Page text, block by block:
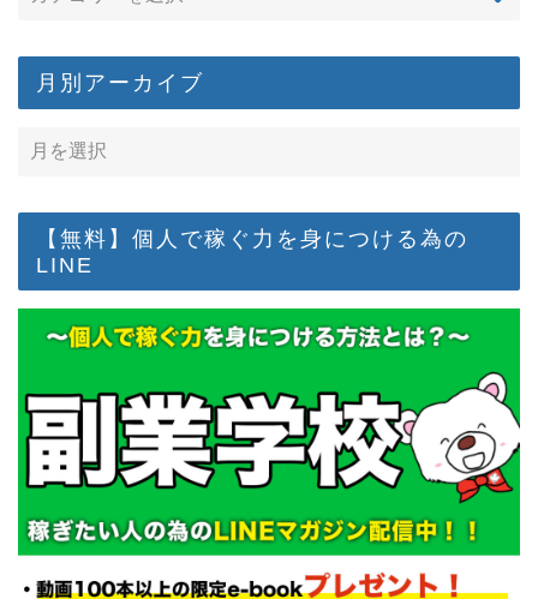
月別アーカイブ
【無料】個人で稼ぐ力を身につける為の
LINE